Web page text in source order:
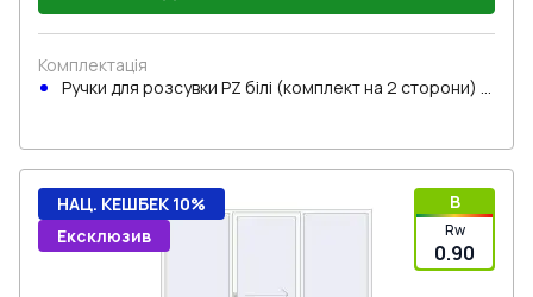
Комплектація
Ручки для розсувки PZ білі (комплект на 2 сторони) з
B
Rw
0.90
НАЦ. КЕШБЕК 10%
Ексклюзив